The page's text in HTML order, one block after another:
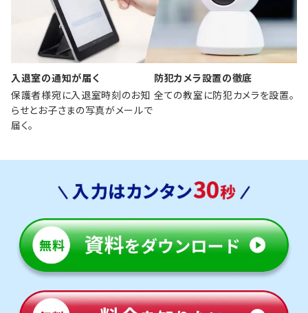
入退室の通知が届く
保護者様宛に入退室時刻のお知
らせとお子さまの写真がメールで
届く。
防犯カメラ設置の徹底
全ての教室に防犯カメラを設置。